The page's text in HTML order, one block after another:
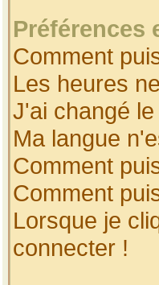
Préférences
Comment
Les heures
J'ai changé
Ma langue
Comment
Comment
Lorsque je
connecter !